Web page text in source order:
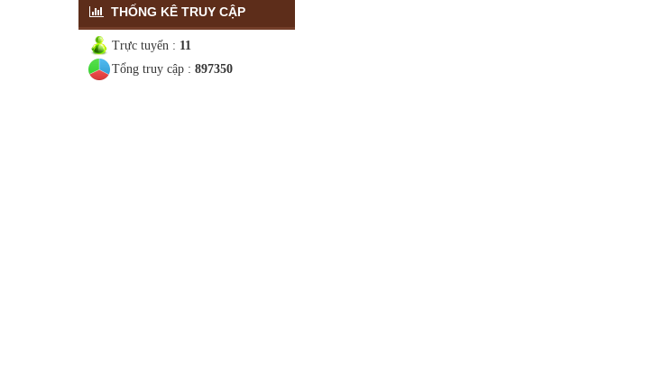
THỐNG KÊ TRUY CẬP
Trực tuyến : 11
Tổng truy cập : 897350